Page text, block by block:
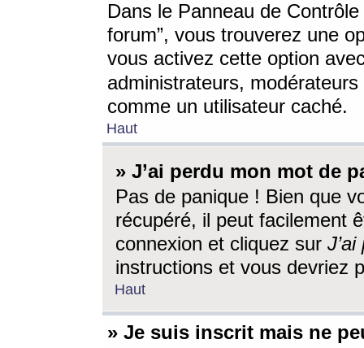
Dans le Panneau de
forum”, vous trouverez une
vous activez cette option
administrateurs,
comme un utilisateur caché.
Haut
» J’ai perdu mon mot de
Pas de panique ! Bien que
récupéré, il peut facilement
connexion et cliquez sur
instructions et vous devriez
Haut
» Je suis inscrit mais ne